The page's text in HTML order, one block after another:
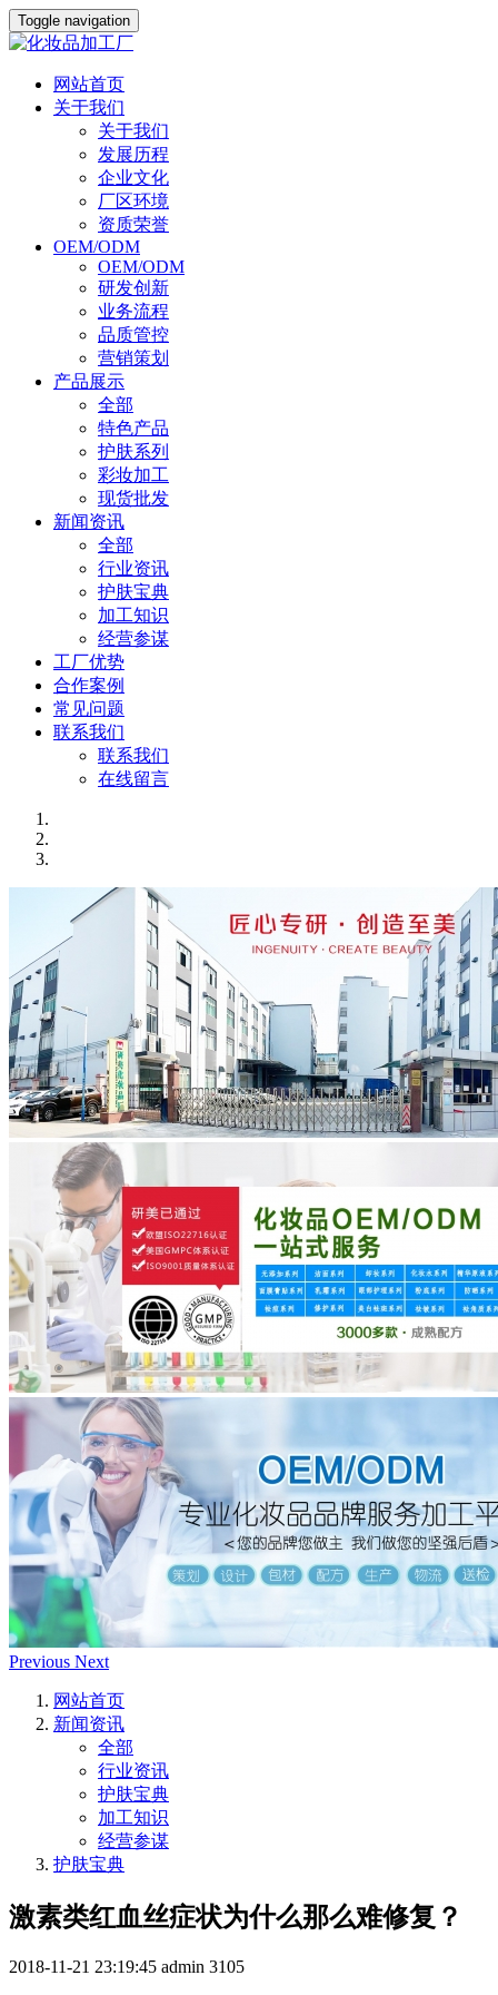
Toggle navigation
网站首页
关于我们
关于我们
发展历程
企业文化
厂区环境
资质荣誉
OEM/ODM
OEM/ODM
研发创新
业务流程
品质管控
营销策划
产品展示
全部
特色产品
护肤系列
彩妆加工
现货批发
新闻资讯
全部
行业资讯
护肤宝典
加工知识
经营参谋
工厂优势
合作案例
常见问题
联系我们
联系我们
在线留言
Previous Next
网站首页
新闻资讯
全部
行业资讯
护肤宝典
加工知识
经营参谋
护肤宝典
激素类红血丝症状为什么那么难修复？
2018-11-21 23:19:45 admin 3105